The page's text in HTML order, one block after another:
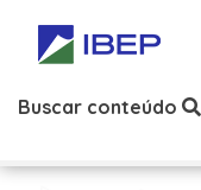
Buscar conteúdo